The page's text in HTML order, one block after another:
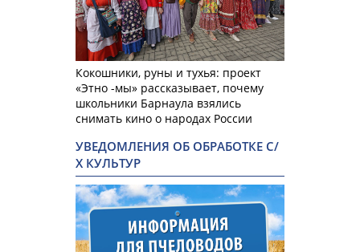
Кокошники, руны и тухья: проект
«Этно -мы» рассказывает, почему
школьники Барнаула взялись
снимать кино о народах России
УВЕДОМЛЕНИЯ ОБ ОБРАБОТКЕ С/
Х КУЛЬТУР